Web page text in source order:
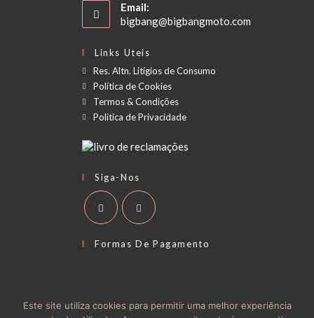
Email:
bigbang@bigbangmoto.com
Links Uteis
Res. Altn. Litígios de Consumo
Política de Cookies
Termos & Condições
Politica de Privacidade
Siga-Nos
Formas De Pagamento
Este site utiliza cookies para permitir uma melhor experiência